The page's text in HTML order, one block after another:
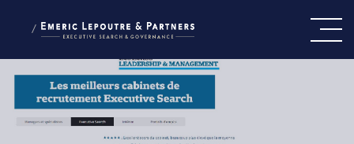
/
CE QUI NOUS GUIDE